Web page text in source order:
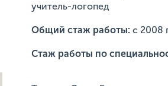
учитель-логопед
Общий стаж работы: с 2008
Стаж работы по